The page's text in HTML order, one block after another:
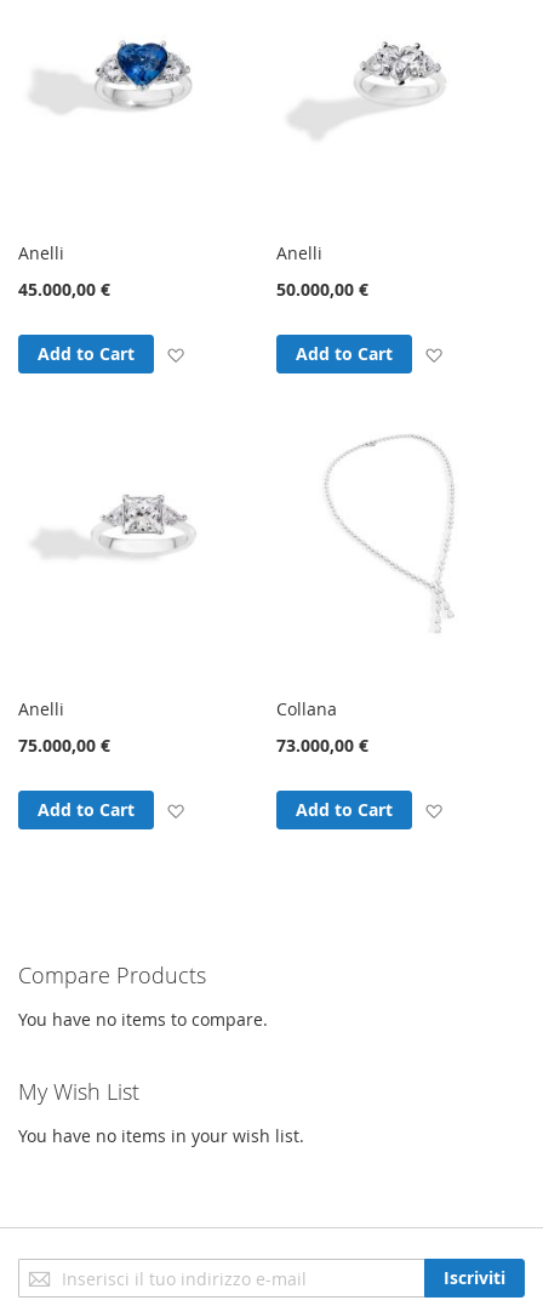
Anelli
45.000,00 €
Add to Cart Add to Wish List
Anelli
50.000,00 €
Add to Cart
Anelli
75.000,00 €
Add to Cart Add to Wish List
Collana
73.000,00 €
Add to Cart
Compare Products
You have no items to compare.
My Wish List
You have no items in your wish list.
Iscriviti
alla
Iscriviti